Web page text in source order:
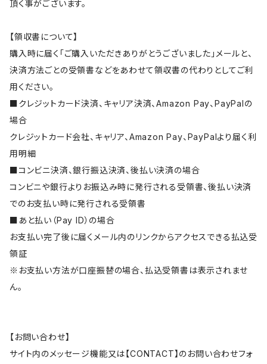
頂く事がございます。
【領収書について】
購入時に届く「ご購入いただきありがとうございました」メールと、
決済方法ごとの受領書などをあわせて領収書の代わりとしてご利
用ください。
■クレジットカード決済、キャリア決済、Amazon Pay、PayPalの
場合
クレジットカード会社、キャリア、Amazon Pay、PayPalより届く利
用明細
■コンビニ決済、銀行振込決済、後払い決済の場合
コンビニや銀行よりお振込み時に発行される受領書、後払い決済
でのお支払い時に発行される受領書
■あと払い（Pay ID）の場合
お支払い完了後に届くメール内のリンクからアクセスできる払込受
領証
※お支払い方法が口座振替の場合、払込受領書は表示されませ
ん。
【お問い合わせ】
サイト内のメッセージ機能又は【CONTACT】のお問い合わせフォ